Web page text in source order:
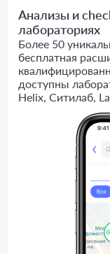
Анализы и
лабораториях
Более 50
бесплатная
доступны
Helix, Ситилаб,